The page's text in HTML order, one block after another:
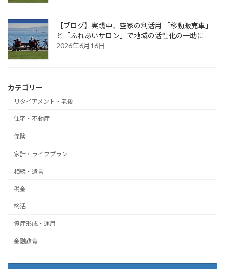
【ブログ】実践中、空家の利活用 「移動販売車」
と「ふれあいサロン」で地域の活性化の一助に
2026年6月16日
カテゴリー
リタイアメント・老後
住宅・不動産
保険
家計・ライフプラン
相続・遺言
税金
終活
資産形成・運用
金融教育